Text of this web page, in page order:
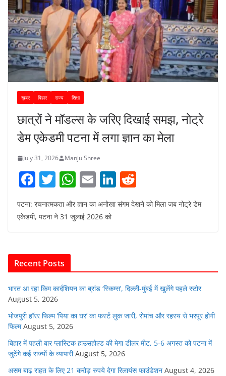
ख़बर बिहार राज्य शिक्षा
छात्रों ने मॉडल्स के जरिए दिखाई समझ, नोट्रे
डेम एकेडमी पटना में लगा ज्ञान का मेला
July 31, 2026 Manju Shree
F
c
o
o
k
T
itt
W
at
p
E
m
ai
Li
n
k
e
d
पटना: रचनात्मकता और ज्ञान का अनोखा संगम देखने को मिला जब नोट्रे डेम
एकेडमी, पटना ने 31 जुलाई 2026 को
Recent Posts
भारत आ रहा किम कार्दशियन का ब्रांड ‘स्किम्स’, दिल्ली-मुंबई में खुलेंगे पहले स्टोर
August 5, 2026
भोजपुरी हॉरर फिल्म ‘पिया का घर’ का फर्स्ट लुक जारी, रोमांच और रहस्य से भरपूर होगी
फिल्म August 5, 2026
बिहार में पहली बार प्लास्टिक हाउसहोल्ड की मेगा डीलर मीट, 5-6 अगस्त को पटना में
जुटेंगे कई राज्यों के व्यापारी August 5, 2026
असम बाढ़ राहत के लिए 21 करोड़ रुपये देगा रिलायंस फाउंडेशन August 4, 2026